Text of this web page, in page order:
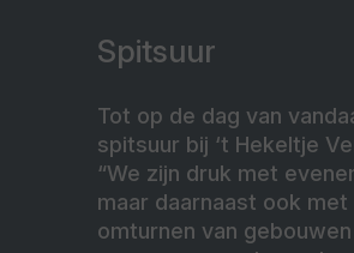
Spitsuur
Tot op de dag van
spitsuur bij ‘t Hekeltje
“We zijn druk met
maar daarnaast ook met
omturnen van